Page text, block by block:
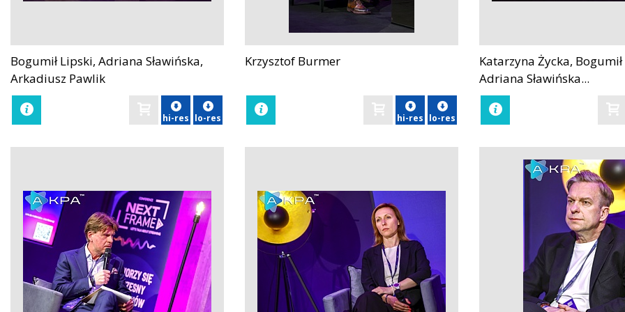
zobacz
Bogumił Lipski, Adriana Sławińska,
Arkadiusz Pawlik
hi-res lo-res
zobacz
Krzysztof Burmer
hi-res lo-res
zobacz
Katarzyna Życka,
Adriana Sławińska...